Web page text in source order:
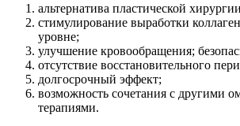
альтернатива пластической
стимулирование выработки
уровне;
улучшение кровообращения;
отсутствие восстановительного
долгосрочный эффект;
возможность сочетания с другими
терапиями.